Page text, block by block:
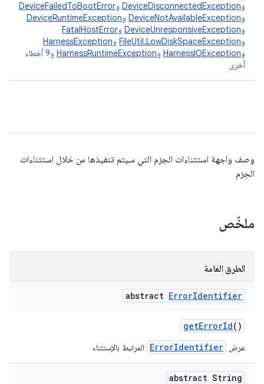
وDeviceDisconnectedException وDeviceFailedToBootError
وDeviceNotAvailableException وDeviceRuntimeException
وDeviceUnresponsiveException وFatalHostError
وFileUtil.LowDiskSpaceException وHarnessException
وHarnessIOException وHarnessRuntimeException
و9 أخطاء
أخرى
وصف واجهة استثناءات الحِزم التي سيتم تنفيذها من خلال استثناءات
الحِزم
ملخّص
الطرق العامة
abstract ErrorIdentifier
getErrorId()
عرض ErrorIdentifier المرتبط بالإستثناء
abstract String